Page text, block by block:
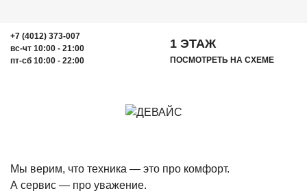
+7 (4012) 373-007
вс-чт 10:00 - 21:00
пт-сб 10:00 - 22:00
1 ЭТАЖ
ПОСМОТРЕТЬ НА СХЕМЕ
Мы верим, что техника — это про комфорт.
А сервис — про уважение.